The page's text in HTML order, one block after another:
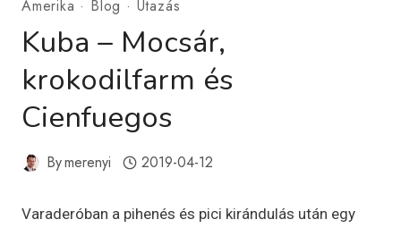
Amerika · Blog · Utazás
Kuba – Mocsár,
krokodilfarm és
Cienfuegos
Bymerenyi 2019-04-12
Varaderóban a pihenés és pici kirándulás után egy